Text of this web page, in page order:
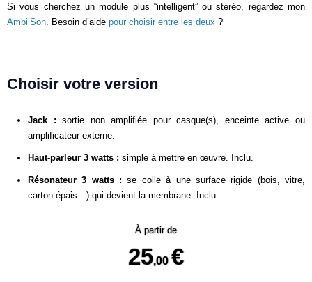
Si vous cherchez un module plus “intelligent” ou stéréo, regardez mon
Ambi’Son . Besoin d’aide pour choisir entre les deux ?
Choisir votre version
Jack : sortie non amplifiée pour casque(s), enceinte active ou
amplificateur externe.
Haut-parleur 3 watts : simple à mettre en œuvre. Inclu.
Résonateur 3 watts : se colle à une surface rigide (bois, vitre,
carton épais…) qui devient la membrane. Inclu.
À partir de
25,00 €